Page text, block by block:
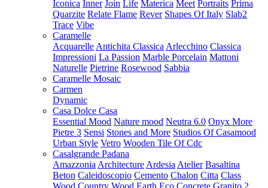
Iconica Inner Join Life Materica Meet Portraits Prima
Quarzite Relate Flame Rever Shapes Of Italy Slab2
Trace Vibe
Caramelle
Acquarelle Antichita Classica Arlecchino Classica
Impressioni La Passion Marble Porcelain Mattoni
Naturelle Pietrine Rosewood Sabbia
Caramelle Mosaic
Carmen
Dynamic
Casa Dolce Casa
Essential Mood Nature mood Neutra 6.0 Onyx More
Pietre 3 Sensi Stones and More Studios Of Casamood
Urban Style Vetro Wooden Tile Of Cdc
Casalgrande Padana
Amazzonia Architecture Ardesia Atelier Basaltina
Beton Caleidoscopio Cemento Chalon Citta Class